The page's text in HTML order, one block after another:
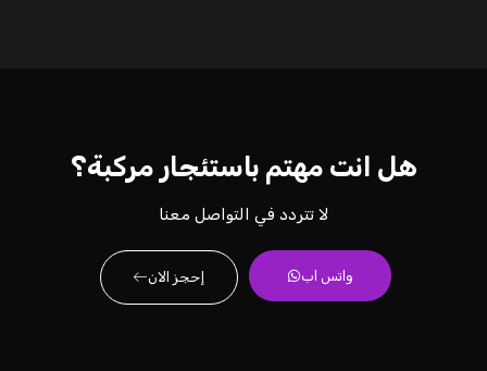
هل انت مهتم باستئجار مركبة؟
لا تتردد في التواصل معنا
واتس اب إحجز الان